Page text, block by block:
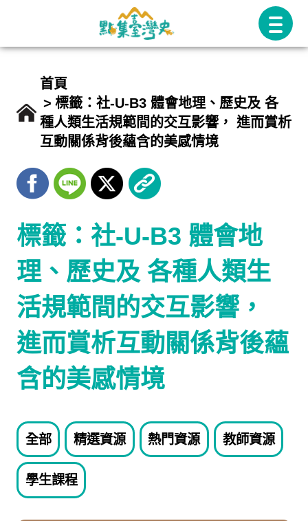
首頁
標籤：社-U-B3 體會地理、歷史及 各
種人類生活規範間的交互影響， 進而賞析
互動關係背後蘊含的美感情境
標籤：社-U-B3 體會地
理、歷史及 各種人類生
活規範間的交互影響，
進而賞析互動關係背後蘊
含的美感情境
全部 精選資源 熱門資源 教師資源
學生課程